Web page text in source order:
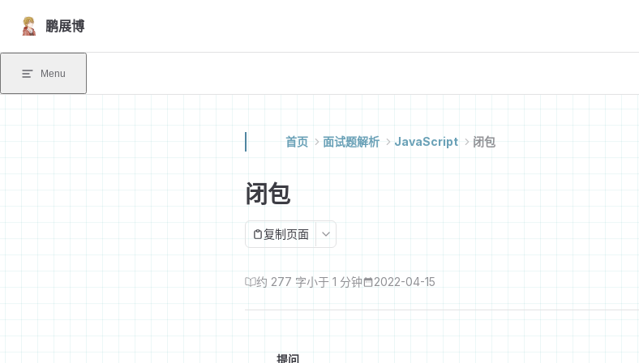
Skip to content
鹏展博
Menu
首页 面试题解析 JavaScript 闭包
闭包
复制页面
约 277 字小于 1 分钟 2022-04-15
提问